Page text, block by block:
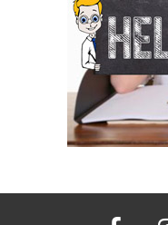
facebook